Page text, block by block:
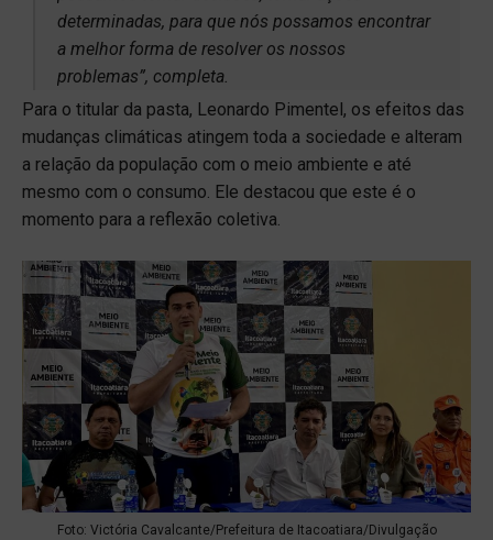
determinadas, para que nós possamos encontrar
a melhor forma de resolver os nossos
problemas”, completa.
Para o titular da pasta, Leonardo Pimentel, os efeitos das
mudanças climáticas atingem toda a sociedade e alteram
a relação da população com o meio ambiente e até
mesmo com o consumo. Ele destacou que este é o
momento para a reflexão coletiva.
Foto: Victória Cavalcante/Prefeitura de Itacoatiara/Divulgação